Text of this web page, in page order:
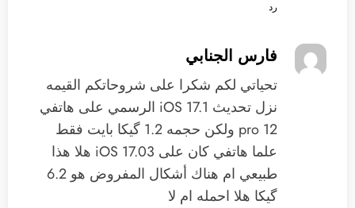
رد
فارس الجنابي
تحياتي لكم شكرا على شروحاتكم القيمه
نزل تحديث iOS 17.1 الرسمي على هاتفي
12 pro ولكن حجمه 1.2 گيكا بايت فقط
علما هاتفي كان على iOS 17.03 هلا هذا
طبيعي ام هناك أشكال المفروض هو 6.2
گيكا هلا احمله ام لا